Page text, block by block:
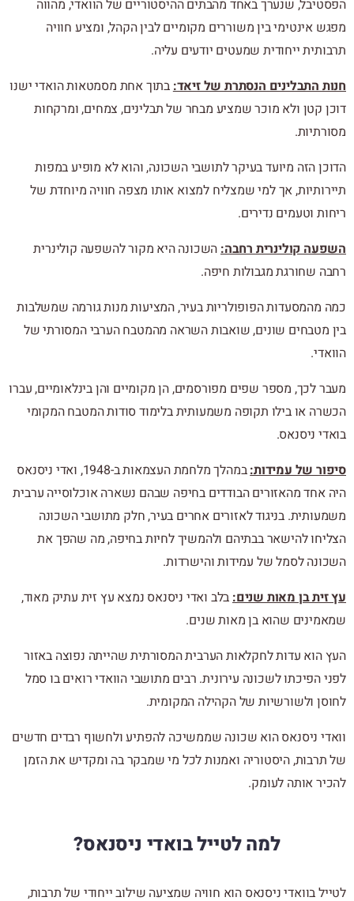
הפסטיבל, שנערך באחד מהבתים ההיסטוריים של הוואדי, מהווה
מפגש אינטימי בין משוררים מקומיים לבין הקהל, ומציע חוויה
תרבותית ייחודית שמעטים יודעים עליה.
חנות התבלינים הנסתרת של זיאד:בתוך אחת מסמטאות הואדי ישנו
דוכן קטן ולא מוכר שמציע מבחר של תבלינים, צמחים, ומרקחות
מסורתיות.
הדוכן הזה מיועד בעיקר לתושבי השכונה, והוא לא מופיע במפות
תיירותיות, אך למי שמצליח למצוא אותו מצפה חוויה מיוחדת של
ריחות וטעמים נדירים.
השפעה קולינרית רחבה:השכונה היא מקור להשפעה קולינרית
רחבה שחורגת מגבולות חיפה.
כמה מהמסעדות הפופולריות בעיר, המציעות מנות גורמה שמשלבות
בין מטבחים שונים, שואבות השראה מהמטבח הערבי המסורתי של
הוואדי.
מעבר לכך, מספר שפים מפורסמים, הן מקומיים והן בינלאומיים, עברו
הכשרה או בילו תקופה משמעותית בלימוד סודות המטבח המקומי
בואדי ניסנאס.
סיפור של עמידות:
במהלך מלחמת העצמאות ב-1948, ואדי ניסנאס
היה אחד מהאזורים הבודדים בחיפה שבהם נשארה אוכלוסייה ערבית
משמעותית. בניגוד לאזורים אחרים בעיר, חלק מתושבי השכונה
הצליחו להישאר בבתיהם ולהמשיך לחיות בחיפה, מה שהפך את
השכונה לסמל של עמידות והישרדות.
עץ זית בן מאות שנים:בלב ואדי ניסנאס נמצא עץ זית עתיק מאוד,
שמאמינים שהוא בן מאות שנים.
העץ הוא עדות לחקלאות הערבית המסורתית שהייתה נפוצה באזור
לפני הפיכתו לשכונה עירונית. רבים מתושבי הוואדי רואים בו סמל
לחוסן ולשורשיות של הקהילה המקומית.
וואדי ניסנאס הוא שכונה שממשיכה להפתיע ולחשוף רבדים חדשים
של תרבות, היסטוריה ואמנות לכל מי שמבקר בה ומקדיש את הזמן
להכיר אותה לעומק.
למה לטייל בואדי ניסנאס?
לטייל בוואדי ניסנאס הוא חוויה שמציעה שילוב ייחודי של תרבות,